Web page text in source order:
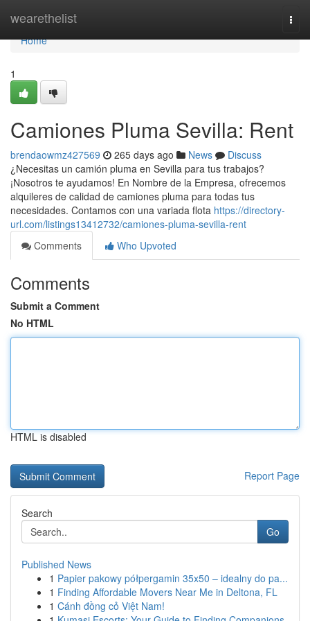
wearethelist
Home
Home
1
Camiones Pluma Sevilla: Rent
brendaowmz427569 265 days ago News
Discuss
¿Necesitas un camión pluma en Sevilla para tus trabajos?
¡Nosotros te ayudamos! En Nombre de la Empresa, ofrecemos
alquileres de calidad de camiones pluma para todas tus
necesidades. Contamos con una variada flota https://directory-
url.com/listings13412732/camiones-pluma-sevilla-rent
Comments
Who Upvoted
Comments
Submit a Comment
No HTML
HTML is disabled
Report Page
Search
Go
Published News
1 Papier pakowy półpergamin 35x50 – idealny do pa...
1 Finding Affordable Movers Near Me in Deltona, FL
1 Cánh đồng cỏ Việt Nam!